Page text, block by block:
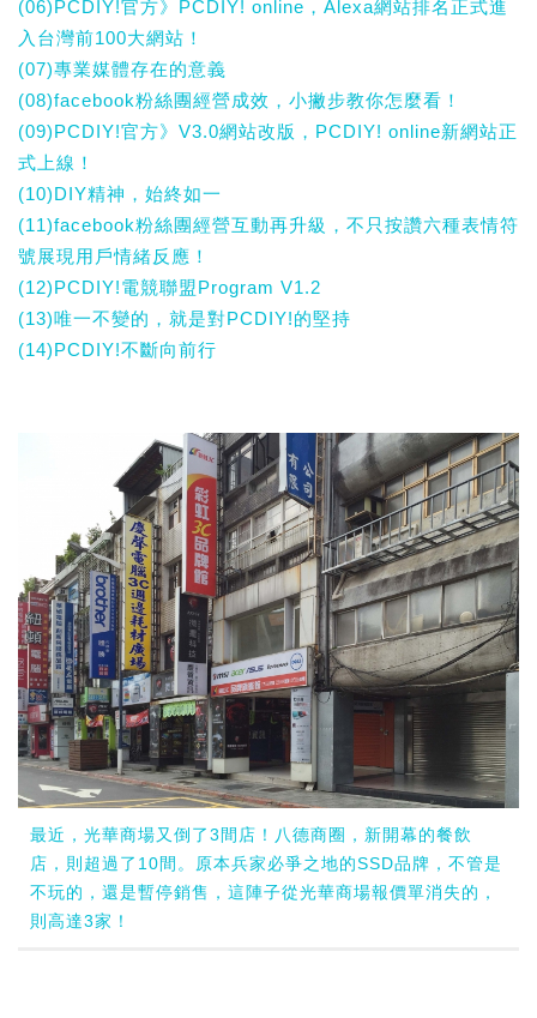
(06)PCDIY!官方》PCDIY! online，Alexa網站排名正式進
入台灣前100大網站！
(07)專業媒體存在的意義
(08)facebook粉絲團經營成效，小撇步教你怎麼看！
(09)PCDIY!官方》V3.0網站改版，PCDIY! online新網站正
式上線！
(10)DIY精神，始終如一
(11)facebook粉絲團經營互動再升級，不只按讚六種表情符
號展現用戶情緒反應！
(12)PCDIY!電競聯盟Program V1.2
(13)唯一不變的，就是對PCDIY!的堅持
(14)PCDIY!不斷向前行
最近，光華商場又倒了3間店！八德商圈，新開幕的餐飲
店，則超過了10間。原本兵家必爭之地的SSD品牌，不管是
不玩的，還是暫停銷售，這陣子從光華商場報價單消失的，
則高達3家！